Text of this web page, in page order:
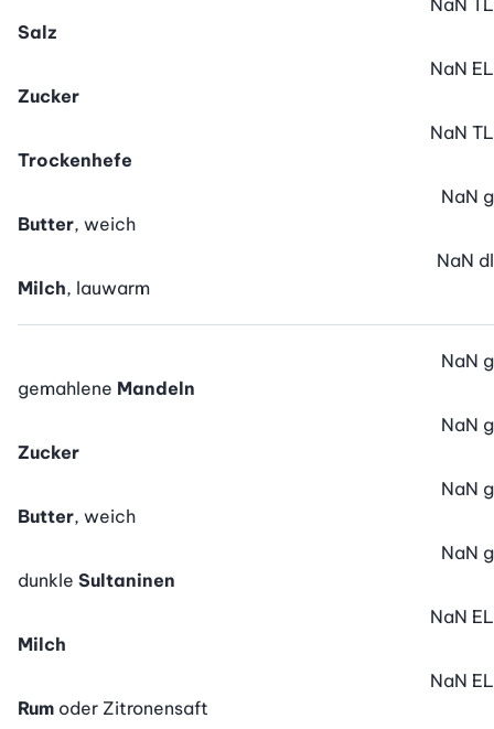
Salz
NaN TL
Zucker
NaN EL
Trockenhefe
NaN TL
Butter, weich
NaN g
Milch, lauwarm
NaN dl
gemahlene Mandeln
NaN g
Zucker
NaN g
Butter, weich
NaN g
dunkle Sultaninen
NaN g
Milch
NaN EL
Rum oder Zitronensaft
NaN EL